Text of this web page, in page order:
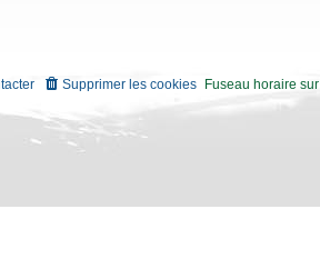
Fuseau horaire sur
Supprimer les cookies